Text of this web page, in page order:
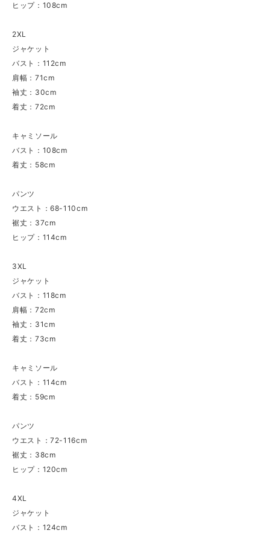
ヒップ：108cm
2XL
ジャケット
バスト：112cm
肩幅：71cm
袖丈：30cm
着丈：72cm
キャミソール
バスト：108cm
着丈：58cm
パンツ
ウエスト：68-110cm
裾丈：37cm
ヒップ：114cm
3XL
ジャケット
バスト：118cm
肩幅：72cm
袖丈：31cm
着丈：73cm
キャミソール
バスト：114cm
着丈：59cm
パンツ
ウエスト：72-116cm
裾丈：38cm
ヒップ：120cm
4XL
ジャケット
バスト：124cm